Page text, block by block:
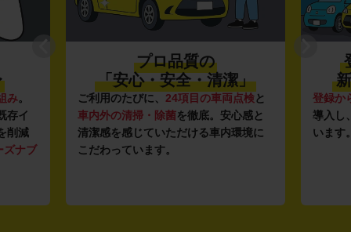
み。
存イ
削減
ズナブ
プロ品質の
「安心・安全・清潔」
ご利用のたびに、 24項目の車両点検と
車内外の清掃・除菌を徹底。安心感と
清潔感を感じていただける車内環境に
こだわっています。
登録か
導入し
います